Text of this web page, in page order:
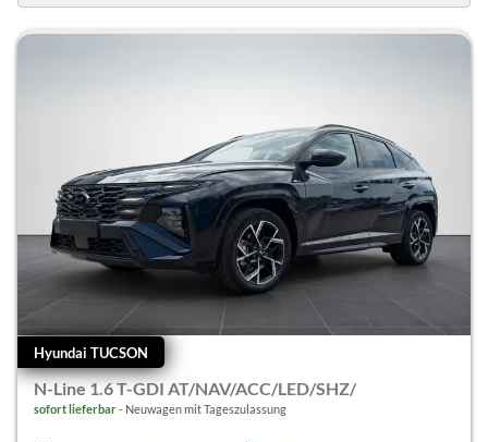
Hyundai TUCSON
N-Line 1.6 T-GDI AT/NAV/ACC/LED/SHZ/
sofort lieferbar Neuwagen mit Tageszulassung